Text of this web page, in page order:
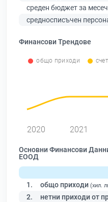
среден бюджет за
средносписъчен
Финансови Трендове
общо приходи
2020 2021
Основни Финансови
ЕООД
1. общо приходи (хил.
2. нетни приходи от